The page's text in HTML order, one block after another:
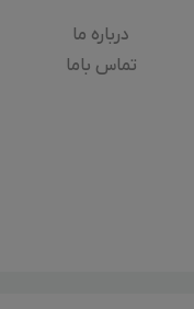
درباره‌ ما
تماس باما